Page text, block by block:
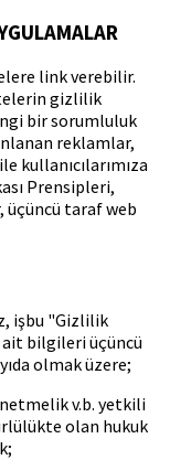
link verebilir.
gizlilik
bir sorumluluk
reklamlar,
kullanıcılarımıza
Prensipleri,
üçüncü taraf web
işbu "Gizlilik
ait bilgileri üçüncü
olmak üzere;
v.b. yetkili
olan hukuk